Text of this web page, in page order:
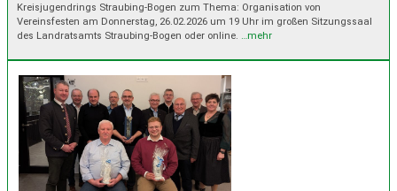
Kreisjugendrings Straubing-Bogen zum Thema: Organisation von
Vereinsfesten am Donnerstag, 26.02.2026 um 19 Uhr im großen Sitzungssaal
des Landratsamts Straubing-Bogen oder online. …mehr